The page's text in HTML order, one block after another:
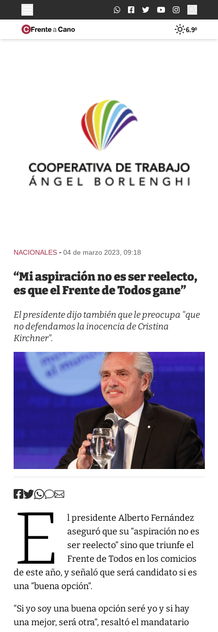
Buscar:
6.9º
NACIONALES - 04 de marzo 2023, 09:18
“Mi aspiración no es ser reelecto,
es que el Frente de Todos gane”
El presidente dijo también que le preocupa "que
no defendamos la inocencia de Cristina
Kirchner".
E
l presidente Alberto Fernández
aseguró que su “aspiración no es
ser reelecto” sino que triunfe el
Frente de Todos en los comicios
de este año, y señaló que será candidato si es
una “buena opción”.
“Si yo soy una buena opción seré yo y si hay
una mejor, será otra”, resaltó el mandatario